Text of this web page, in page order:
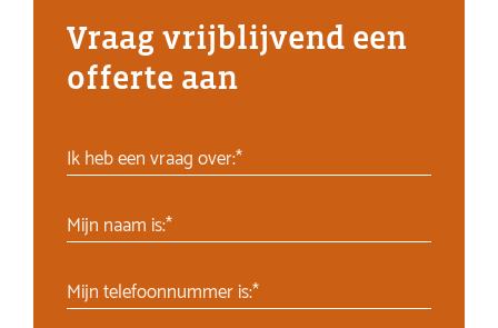
Vraag vrijblijvend een
offerte aan
Ik heb een vraag over:*
Mijn naam is:*
Mijn telefoonnummer is:*